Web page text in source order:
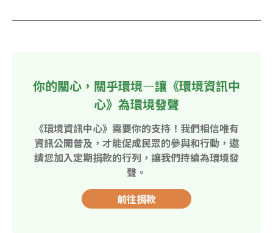
你的關心，關乎環境—讓《環境資訊中
心》為環境發聲
《環境資訊中心》需要你的支持！我們相信唯有
資訊公開普及，才能促成民眾的參與和行動，邀
請您加入定期捐款的行列，讓我們持續為環境發
聲。
前往捐款